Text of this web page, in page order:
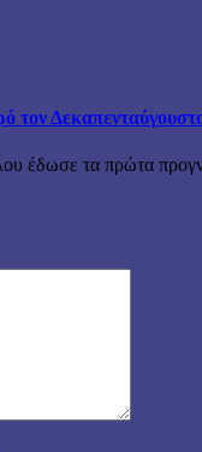
τον
έδωσε τα πρώτα